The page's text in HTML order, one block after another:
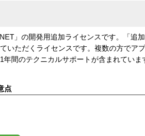
」の開発用追加ライセンスです。「追
いただくライセンスです。複数の方でア
間のテクニカルサポートが含まれてい
点